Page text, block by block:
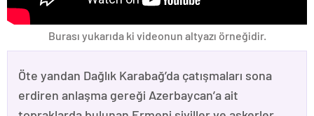
Burası yukarıda ki videonun altyazı örneğidir.
Öte yandan Dağlık Karabağ’da çatışmaları sona
erdiren anlaşma gereği Azerbaycan’a ait